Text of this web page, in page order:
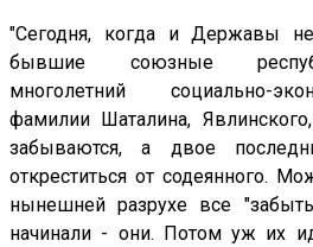
"Сегодня, когда и Державы
бывшие союзные
многолетний социально-
фамилии Шаталина,
забываются, а двое
откреститься от содеянного.
нынешней разрухе все
начинали - они. Потом уж их